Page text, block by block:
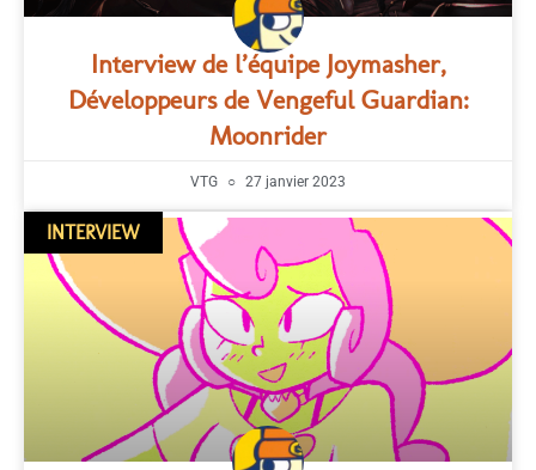
Interview de l’équipe Joymasher,
Développeurs de Vengeful Guardian:
Moonrider
VTG 27 janvier 2023
INTERVIEW